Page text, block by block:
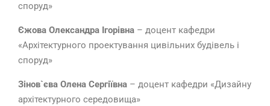
споруд»
Єжова Олександра Ігорівна – доцент кафедри
«Архітектурного проектування цивільних будівель і
споруд»
Зінов`єва Олена Сергіївна – доцент кафедри «Дизайну
архітектурного середовища»